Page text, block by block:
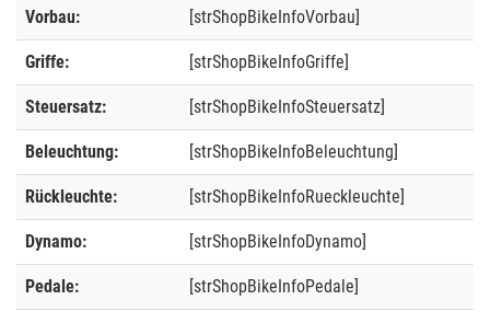
Vorbau: [strShopBikeInfoVorbau]
Griffe: [strShopBikeInfoGriffe]
Steuersatz: [strShopBikeInfoSteuersatz]
Beleuchtung: [strShopBikeInfoBeleuchtung]
Rückleuchte: [strShopBikeInfoRueckleuchte]
Dynamo: [strShopBikeInfoDynamo]
Pedale: [strShopBikeInfoPedale]